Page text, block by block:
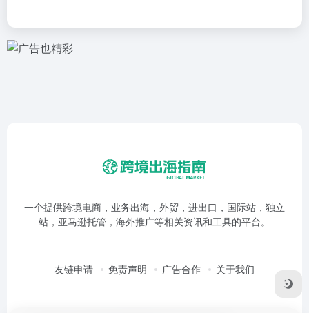
一个提供跨境电商，业务出海，外贸，进出口，国际站，独立
站，亚马逊托管，海外推广等相关资讯和工具的平台。
友链申请 免责声明 广告合作 关于我们